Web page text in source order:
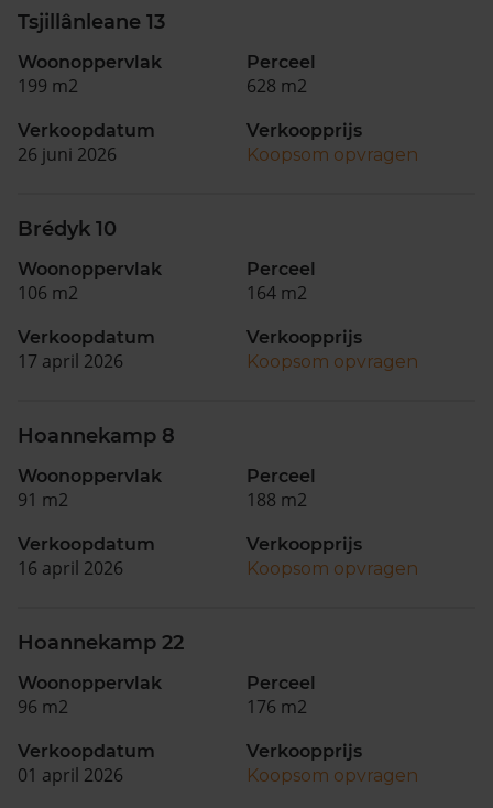
Tsjillânleane 13
Woonoppervlak
199 m2
Perceel
628 m2
Verkoopdatum
26 juni 2026
Verkoopprijs
Koopsom opvragen
Brédyk 10
Woonoppervlak
106 m2
Perceel
164 m2
Verkoopdatum
17 april 2026
Verkoopprijs
Koopsom opvragen
Hoannekamp 8
Woonoppervlak
91 m2
Perceel
188 m2
Verkoopdatum
16 april 2026
Verkoopprijs
Koopsom opvragen
Hoannekamp 22
Woonoppervlak
96 m2
Perceel
176 m2
Verkoopdatum
01 april 2026
Verkoopprijs
Koopsom opvragen